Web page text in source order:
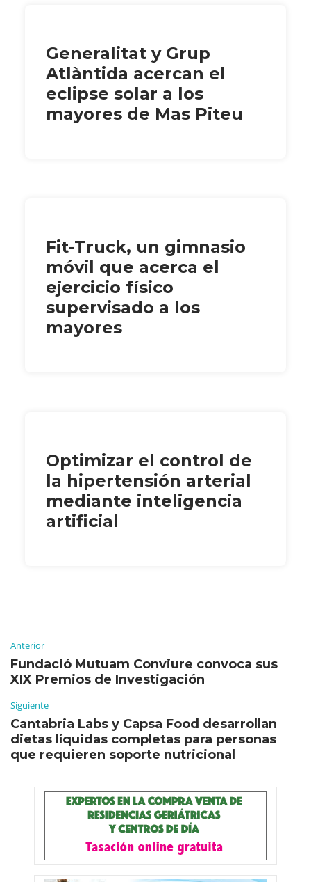
Generalitat y Grup
Atlàntida acercan el
eclipse solar a los
mayores de Mas Piteu
Fit-Truck, un gimnasio
móvil que acerca el
ejercicio físico
supervisado a los
mayores
Optimizar el control de
la hipertensión arterial
mediante inteligencia
artificial
Anterior
Fundació Mutuam Conviure convoca sus
XIX Premios de Investigación
Siguiente
Cantabria Labs y Capsa Food desarrollan
dietas líquidas completas para personas
que requieren soporte nutricional